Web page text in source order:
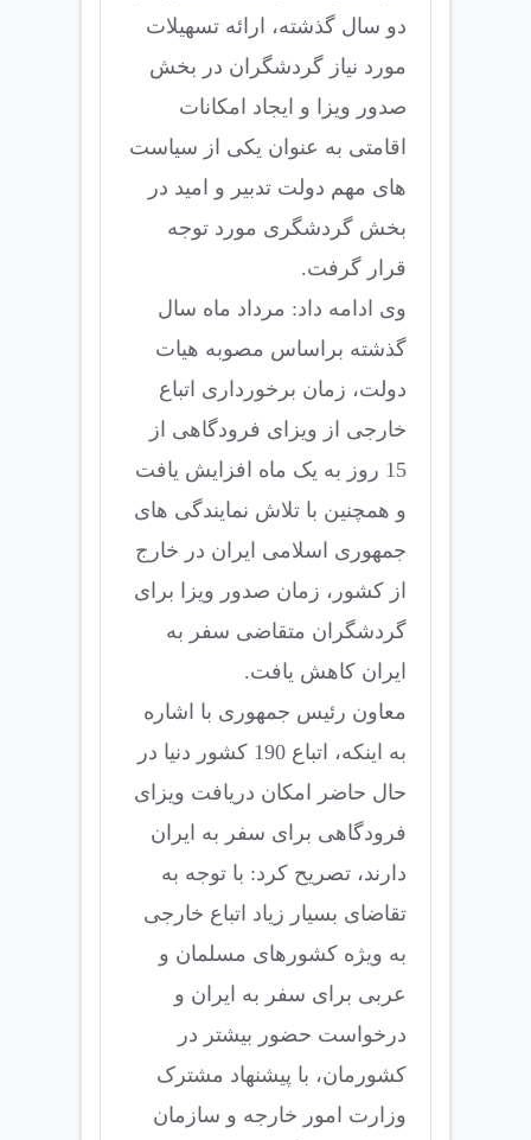
دو سال گذشته، ارائه تسهیلات
مورد نیاز گردشگران در بخش
صدور ویزا و ایجاد امکانات
اقامتی به عنوان یکی از سیاست
های مهم دولت تدبیر و امید در
بخش گردشگری مورد توجه
قرار گرفت.
وی ادامه داد: مرداد ماه سال
گذشته براساس مصوبه هیات
دولت، زمان برخورداری اتباع
خارجی از ویزای فرودگاهی از
15 روز به یک ماه افزایش یافت
و همچنین با تلاش نمایندگی های
جمهوری اسلامی ایران در خارج
از کشور، زمان صدور ویزا برای
گردشگران متقاضی سفر به
ایران کاهش یافت.
معاون رئیس جمهوری با اشاره
به اینکه، اتباع 190 کشور دنیا در
حال حاضر امکان دریافت ویزای
فرودگاهی برای سفر به ایران
دارند، تصریح کرد: با توجه به
تقاضای بسیار زیاد اتباع خارجی
به ویژه کشورهای مسلمان و
عربی برای سفر به ایران و
درخواست حضور بیشتر در
کشورمان، با پیشنهاد مشترک
وزارت امور خارجه و سازمان